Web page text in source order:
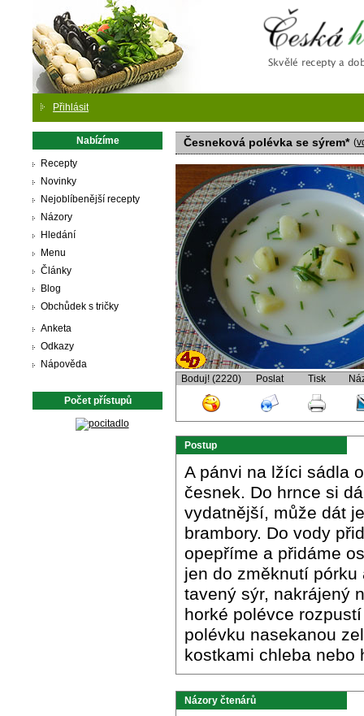
Přihlásit
Nabízíme
Recepty
Novinky
Nejoblíbenější recepty
Názory
Hledání
Menu
Články
Blog
Obchůdek s tričky
Anketa
Odkazy
Nápověda
Počet přístupů
Česneková polévka se sýrem* (
Boduj! (2220) Poslat Tisk
Postup
A pánvi na lžíci sádla
česnek. Do hrnce si
vydatnější, může dát
brambory. Do vody
opepříme a přidáme
jen do změknutí
tavený sýr, nakrájený
horké polévce
polévku nasekanou
kostkami chleba nebo
Názory čtenárů